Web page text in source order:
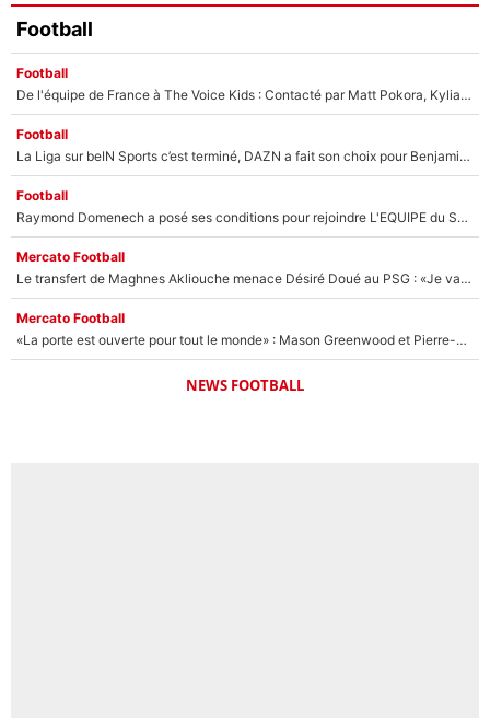
Football
Football
De l'équipe de France à The Voice Kids : Contacté par Matt Pokora, Kylian Mbappé a accepté de jouer un rôle inédit sur TF1 !
Football
La Liga sur beIN Sports c’est terminé, DAZN a fait son choix pour Benjamin Da Silva et Omar Da Fonseca !
Football
Raymond Domenech a posé ses conditions pour rejoindre L'EQUIPE du Soir : Il refuse de faire l'émission avec un autre chroniqueur !
Mercato Football
Le transfert de Maghnes Akliouche menace Désiré Doué au PSG : «Je valide à 200%»
Mercato Football
«La porte est ouverte pour tout le monde» : Mason Greenwood et Pierre-Emerick Aubameyang ont quitté l'OM, Amine Gouiri balance sur la suite du mercato et sur la réaction du vestiaire !
NEWS FOOTBALL